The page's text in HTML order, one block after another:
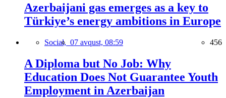
Azerbaijani gas emerges as a key to
Türkiye’s energy ambitions in Europe
Social, 07 avqust, 08:59 456
A Diploma but No Job: Why
Education Does Not Guarantee Youth
Employment in Azerbaijan